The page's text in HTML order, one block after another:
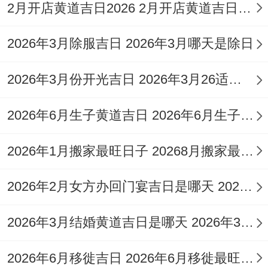
日子特征 :此日适合祈求人丁兴旺同财富聚
客源广进、财源滚滚！
注意事项:冲鼠煞北，生肖属鼠者不宜在此日
时辰建议:辰时（7：00-9:00）开业最佳,旭
日，标记事业如朝阳般充斥希望！
2月开店黄道吉日2026 2月开店黄道吉日查询2026年
2026年3月除服吉日 2026年3月哪天是除日
2026年3月份开光吉日 2026年3月26适合开业吗
2026年6月生子黄道吉日 2026年6月生子黄历
2026年1月搬家最旺日子 20268月搬家最旺的日子
2026年2月女方办回门宴吉日是哪天 2026年女方办回门宴吉日
2026年3月结婚黄道吉日是哪天 2026年3月结婚吉日老黄历
2026年6月移徙吉日 2026年6月移徙最旺日子